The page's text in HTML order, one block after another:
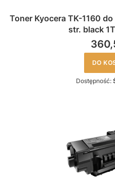
Toner Kyocera TK-1160
str. black
DO
Dostępność: